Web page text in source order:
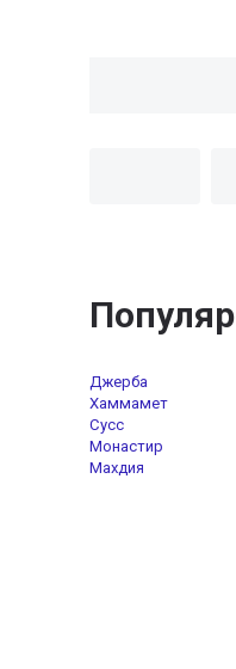
Джерба
Хаммамет
Cуcc
Монастир
Махдия